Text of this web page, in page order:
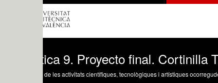
9. Proyecto final. Cortinilla
les activitats científiques, tecnològiques i artístiques ocorregudes en els tres